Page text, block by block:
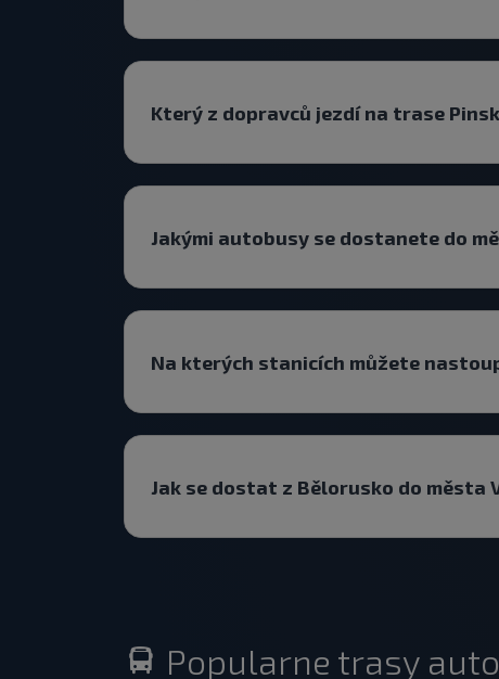
Který z dopravců jezdí na trase
Jakými autobusy se dostanete do
Na kterých stanicích můžete
Jak se dostat z Bělorusko do města
Popularne trasy